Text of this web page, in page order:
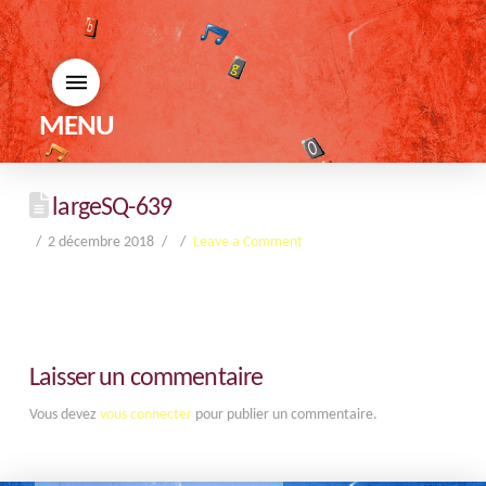
MENU
largeSQ-639
2 décembre 2018 Leave a Comment
Laisser un commentaire
Vous devez vous connecterpour publier un commentaire.